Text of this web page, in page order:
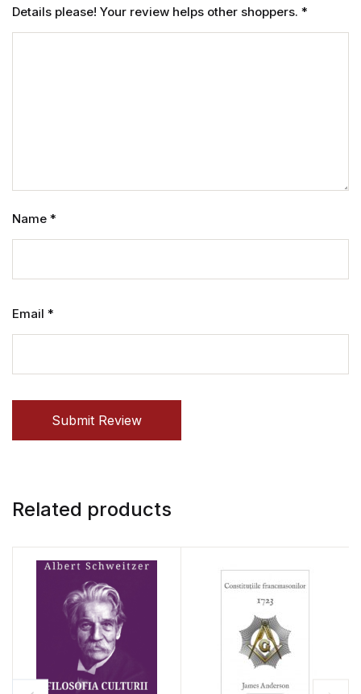
Details please! Your review helps other shoppers. *
Name *
Email *
Submit Review
Related products